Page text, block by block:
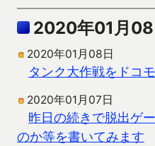
2020年01月
2020年01月08日
タンク大作戦をドコ
2020年01月07日
昨日の続きで脱出ゲ
のか等を書いてみます